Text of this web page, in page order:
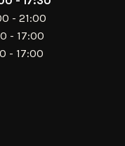
- 21:00
- 17:00
- 17:00